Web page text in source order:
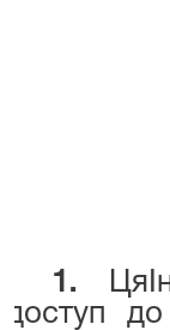
1.
доступ до